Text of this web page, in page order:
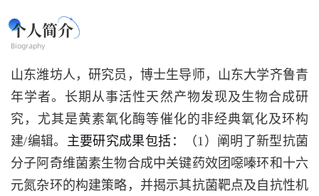
个人简介
Biography
山东潍坊人，研究员，博士生导师，山东大学齐鲁青
年学者。 长期从事活性天然产物发现及生物合成研
究，尤其是黄素氧化酶等催化的非经典氧化及环构
建/编辑。 主要研究成果包括：
（1）阐明了新型抗菌
分子阿奇维菌素生物合成中关键药效团噁嗪环和十六
元氮杂环的构建策略，并揭示其抗菌靶点及自抗性机